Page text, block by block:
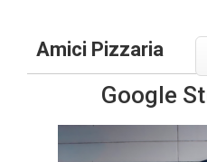
Amici Pizzaria
Google